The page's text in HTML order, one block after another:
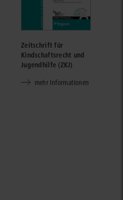
Zeitschrift für
Kindschaftsrecht und
Jugendhilfe (ZKJ)
mehr Informationen